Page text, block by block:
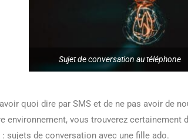
Sujet de conversation au téléphone
quoi dire par SMS et de ne pas avoir de
environnement, vous trouverez certainement
sujets de conversation avec une fille ado.